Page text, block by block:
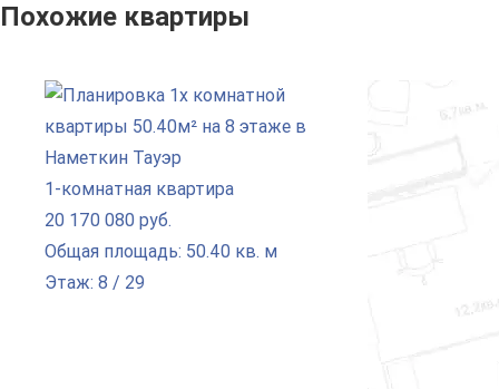
Похожие квартиры
1-комнатная квартира
20 170 080 руб.
Общая площадь: 50.40 кв. м
Этаж: 8 / 29